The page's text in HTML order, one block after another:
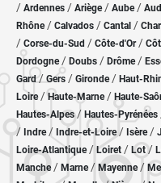
/ Ardennes / Ariège/ Aube/
Rhône/ Calvados / Cantal /
/ Corse-du-Sud / Côte-d'Or /
Dordogne/ Doubs / Drôme/
Gard/ Gers / Gironde/ Haut-
Loire/Haute-Marne/ Haute-
Hautes-Alpes/ Hautes-Pyrénées
/ Indre/ Indre-et-Loire/ Isère/
Loire-Atlantique/ Loiret / Lot/
Manche/ Marne/ Mayenne/